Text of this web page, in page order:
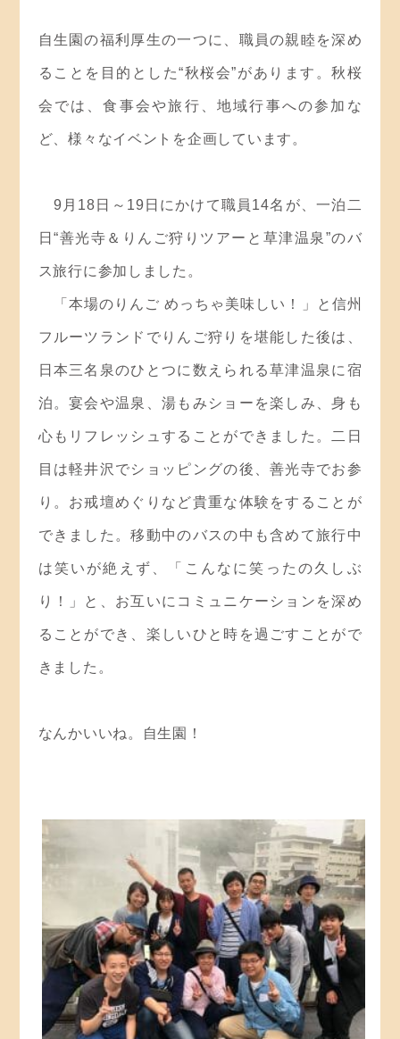
新型コロナウイルス感染情報
社内研修
自生園の福利厚生の一つに、職員の親睦を深め
ることを目的とした“秋桜会”があります。秋桜
会では、食事会や旅行、地域行事への参加な
ど、様々なイベントを企画しています。
9月18日～19日にかけて職員14名が、一泊二
日“善光寺＆りんご狩りツアーと草津温泉”のバ
ス旅行に参加しました。
「本場のりんご めっちゃ美味しい！」と信州
フルーツランドでりんご狩りを堪能した後は、
日本三名泉のひとつに数えられる草津温泉に宿
泊。宴会や温泉、湯もみショーを楽しみ、身も
心もリフレッシュすることができました。二日
目は軽井沢でショッピングの後、善光寺でお参
り。お戒壇めぐりなど貴重な体験をすることが
できました。移動中のバスの中も含めて旅行中
は笑いが絶えず、「こんなに笑ったの久しぶ
り！」と、お互いにコミュニケーションを深め
ることができ、楽しいひと時を過ごすことがで
きました。
なんかいいね。自生園！